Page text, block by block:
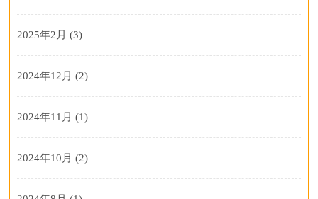
2025年2月 (3)
2024年12月 (2)
2024年11月 (1)
2024年10月 (2)